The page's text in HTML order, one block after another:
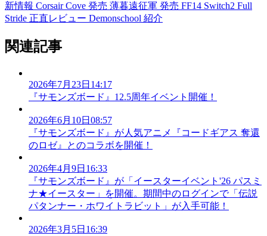
新情報 Corsair Cove 発売 薄暮遠征軍 発売 FF14 Switch2 Full
Stride 正直レビュー Demonschool 紹介
関連記事
2026年7月23日14:17
『サモンズボード』12.5周年イベント開催！
2026年6月10日08:57
『サモンズボード』が人気アニメ『コードギアス 奪還
のロゼ』とのコラボを開催！
2026年4月9日16:33
『サモンズボード』が「イースターイベント'26 パスミ
ナ★イースター」を開催。期間中のログインで「伝説
パタンナー・ホワイトラビット」が入手可能！
2026年3月5日16:39